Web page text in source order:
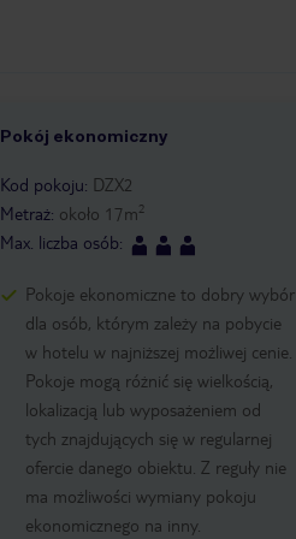
Pokój ekonomiczny
Kod pokoju: DZX2
Metraż: około 17m2
Max. liczba osób:
Pokoje ekonomiczne to dobry wybór
dla osób, którym zależy na pobycie
w hotelu w najniższej możliwej cenie.
Pokoje mogą różnić się wielkością,
lokalizacją lub wyposażeniem od
tych znajdujących się w regularnej
ofercie danego obiektu. Z reguły nie
ma możliwości wymiany pokoju
ekonomicznego na inny.